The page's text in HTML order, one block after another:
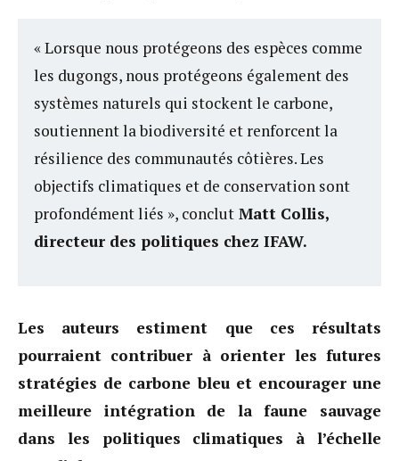
« Lorsque nous protégeons des espèces comme
les dugongs, nous protégeons également des
systèmes naturels qui stockent le carbone,
soutiennent la biodiversité et renforcent la
résilience des communautés côtières. Les
objectifs climatiques et de conservation sont
profondément liés », conclutMatt Collis,
directeur des politiques chez IFAW.
Les auteurs estiment que ces résultats
pourraient contribuer à orienter les futures
stratégies de carbone bleu et encourager une
meilleure intégration de la faune sauvage
dans les politiques climatiques à l’échelle